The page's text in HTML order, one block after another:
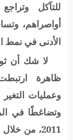
للتآكل
أواصراهم،
الأدنى في نمط
لا شك أن
ظاهرة ارتبطت
وعمليات
2011، من